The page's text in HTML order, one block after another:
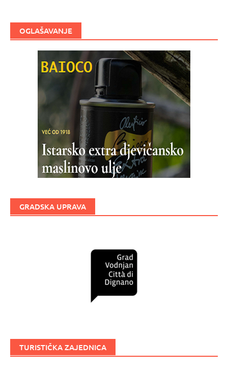
OGLAŠAVANJE
GRADSKA UPRAVA
TURISTIČKA ZAJEDNICA